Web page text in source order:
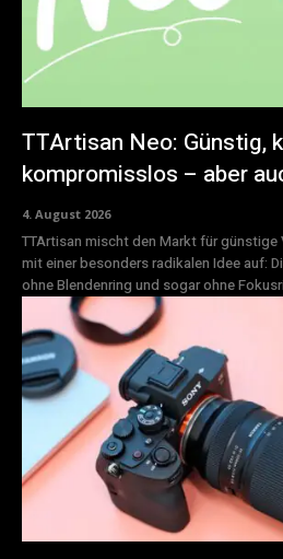
TTArtisan Neo: Günstig,
kompromisslos – aber
4. August 2026
TTArtisan mischt den Markt für
mit einer besonders radikalen Idee auf:
ohne Blendenring und sogar ohne